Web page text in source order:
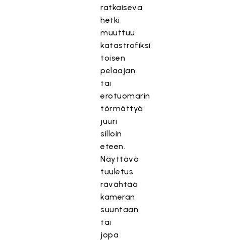
ratkaiseva
hetki
muuttuu
katastrofiksi
toisen
pelaajan
tai
erotuomarin
törmättyä
juuri
silloin
eteen.
Näyttävä
tuuletus
rävähtää
kameran
suuntaan
tai
jopa